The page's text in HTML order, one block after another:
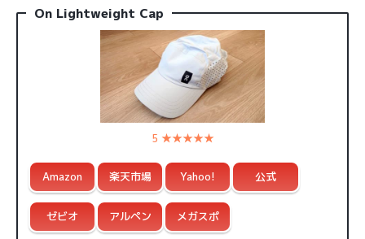
On Lightweight Cap
5 ★★★★★
Amazon 楽天市場 Yahoo! 公式
ゼビオ アルペン メガスポ